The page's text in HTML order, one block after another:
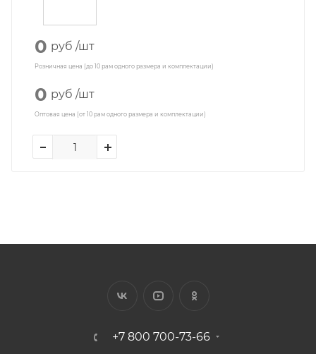
0 руб /шт
Розничная цена (до 10 рам одного размера и комплектации)
0 руб /шт
Оптовая цена (от 10 рам одного размера и комплектации)
+7 800 700-73-66